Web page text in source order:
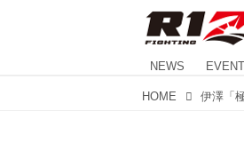
NEWS EVENT
HOME